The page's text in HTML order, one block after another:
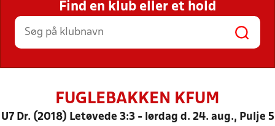
STILLINGER, RESULTATER, KLUBBER OG
HOLD
Find en klub eller et hold
FUGLEBAKKEN KFUM
U7 Dr. (2018) Letøvede 3:3 - lørdag d. 24. aug., Pulje 5